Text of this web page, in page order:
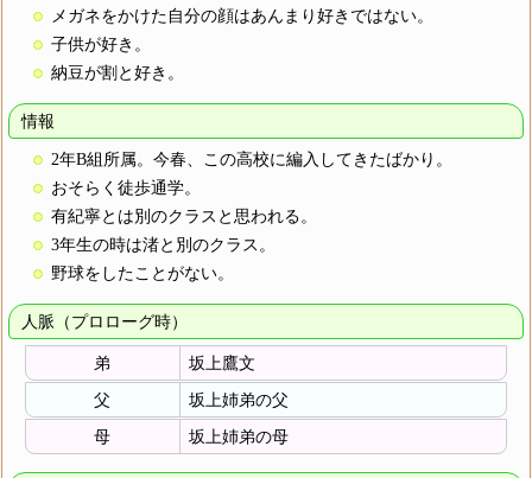
メガネをかけた自分の顔はあんまり好きではない。
子供が好き。
納豆が割と好き。
情報
2年B組所属。今春、この高校に編入してきたばかり。
おそらく徒歩通学。
有紀寧とは別のクラスと思われる。
3年生の時は渚と別のクラス。
野球をしたことがない。
人脈（プロローグ時）
弟
坂上鷹文
父
坂上姉弟の父
母
坂上姉弟の母